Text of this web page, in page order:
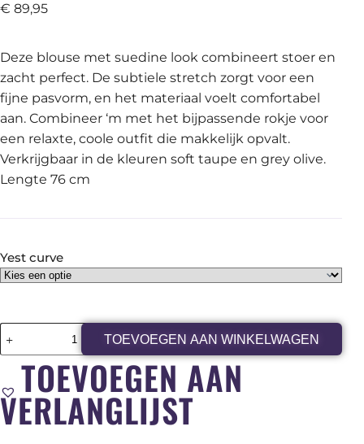
€ 89,95
Deze blouse met suedine look combineert stoer en
zacht perfect. De subtiele stretch zorgt voor een
fijne pasvorm, en het materiaal voelt comfortabel
aan. Combineer ‘m met het bijpassende rokje voor
een relaxte, coole outfit die makkelijk opvalt.
Verkrijgbaar in de kleuren soft taupe en grey olive.
Lengte 76 cm
Yest curve
TOEVOEGEN AAN WINKELWAGEN
TOEVOEGEN AAN
VERLANGLIJST